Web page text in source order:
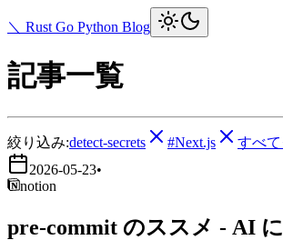
＼ Rust Go Python Blog
記事一覧
絞り込み:detect-secrets #Next.js
すべ
2026-05-23•
notion
pre-commit のススメ - AI